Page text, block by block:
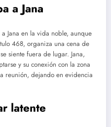
a Jana
Jana en la vida noble, aunque
468, organiza una cena de
siente fuera de lugar. Jana,
y su conexión con la zona
reunión, dejando en evidencia
latente